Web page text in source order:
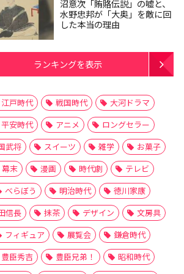
沼意次「賄賂伝説」の嘘と、
水野忠邦が「大奥」を敵に回
した本当の理由
ランキングを表示
江戸時代 戦国時代
大河ドラマ
平安時代
アニメ
ロングセラー
武将
スイーツ 雑学
お菓子
幕末
漫画 時代劇
テレビ
べらぼう
明治時代
徳川家康
信長
抹茶 デザイン
文房具
フィギュア
展覧会
鎌倉時代
豊臣秀吉
豊臣兄弟！
昭和時代